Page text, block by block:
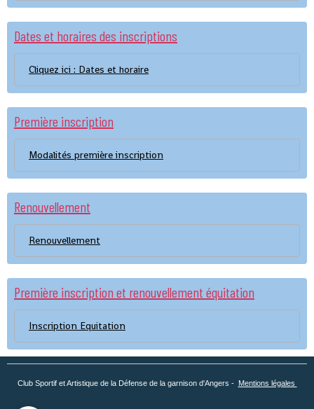
Dates et horaires des inscriptions
Cliquez ici : Dates et horaire
Première inscription
Modalités première inscription
Renouvellement
Renouvellement
Première inscription et renouvellement équitation
Inscription Equitation
Club Sportif et Artistique de la Défense de la garnison d'Angers - Mentions légales